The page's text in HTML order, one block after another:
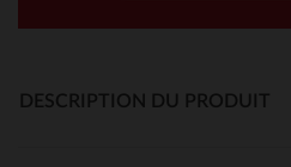
DESCRIPTION DU PRODUIT